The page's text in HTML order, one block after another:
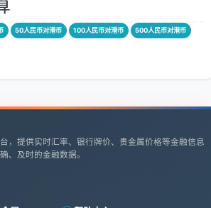
50人民币对港币 100人民币对港币 500人民币对港币
，提供实时汇率、银行牌价、贵金属价格等金融信息
、及时的金融数据。